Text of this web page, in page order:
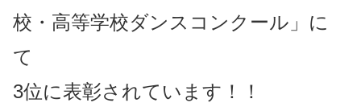
校・高等学校ダンスコンクール」に
て
3位に表彰されています！！